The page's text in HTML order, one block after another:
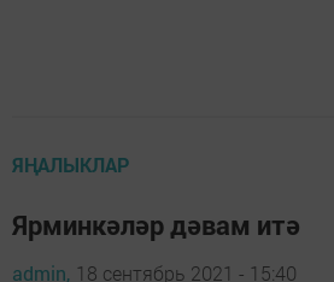
ЯҢАЛЫКЛАР
Ярминкәләр дәвам итә
admin, 18 сентябрь 2021 - 15:40